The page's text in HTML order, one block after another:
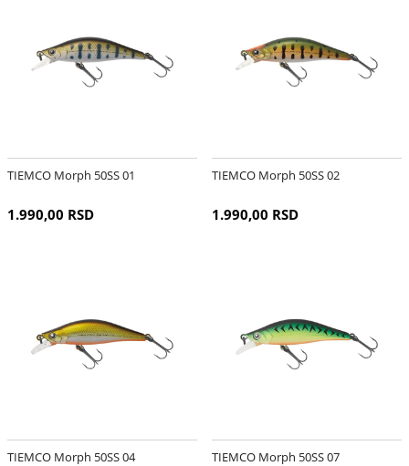
TIEMCO Morph 50SS 01
1.990,00 RSD
TIEMCO Morph 50SS 02
1.990,00 RSD
TIEMCO Morph 50SS 04 TIEMCO Morph 50SS 07